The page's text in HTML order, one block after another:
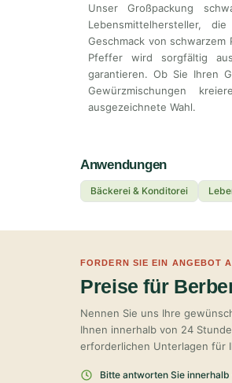
Unser Großpackung
Lebensmittelhersteller,
Geschmack von
Pfeffer wird sorgfältig
garantieren. Ob Sie Ihren
Gewürzmischungen
ausgezeichnete Wahl.
Anwendungen
Bäckerei & Konditorei
FORDERN SIE EIN ANGEBOT
Preise für
Nennen Sie uns Ihre
Ihnen innerhalb von 24
erforderlichen Unterlagen für
Bitte antworten Sie